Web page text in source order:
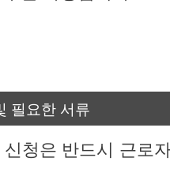
필요한 서류
청은 반드시 근로